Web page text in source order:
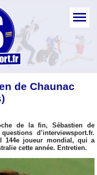
de Chaunac
de la fin, Sébastien de
d’interviewsport.fr.
144e joueur mondial, qui a
cette année. Entretien.